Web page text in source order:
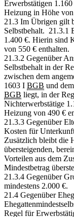
Erwerbstätigen
Heizung in Höhe
21.3 Im Übrigen gilt
Selbstbehalt. 21.3.1
1.400 €. Hierin sind
von 550 € enthalten.
21.3.2 Gegenüber
Selbstbehalt in der
zwischen dem
1603 I BGB und
BGB liegt, in der
Nichterwerbstätige
Heizung von 490 €
21.3.3 Gegenüber
Kosten für
Zusätzlich bleibt die
übersteigenden,
Vorteilen aus dem
Mindestbetrag
21.3.4 Gegenüber
mindestens 2.000 €.
21.4 Gegenüber
Regel für